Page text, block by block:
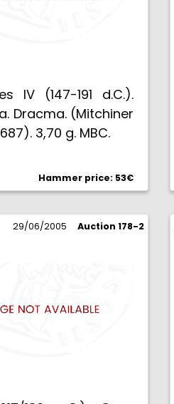
IV (147-191 d.C.).
Dracma. (Mitchiner
3,70 g. MBC.
Hammer price: 53€
29/06/2005 Auction 178-2